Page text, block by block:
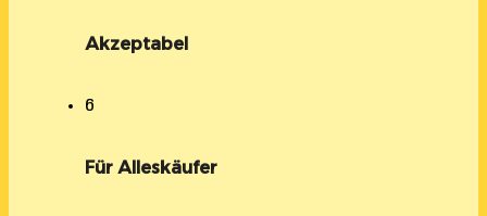
Akzeptabel
6
Für Alleskäufer